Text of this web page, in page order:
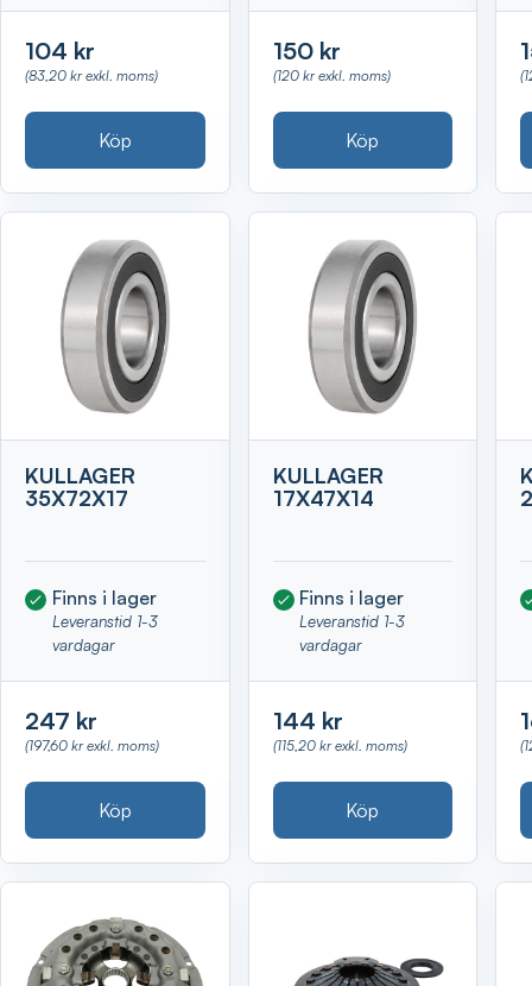
104 kr
(83,20 kr exkl. moms)
Köp
150 kr
(120 kr exkl. moms)
Köp
KULLAGER
35X72X17
Finns i lager
Leveranstid 1-3
vardagar
247 kr
(197,60 kr exkl. moms)
Köp
KULLAGER
17X47X14
Finns i lager
Leveranstid 1-3
vardagar
144 kr
(115,20 kr exkl. moms)
Köp